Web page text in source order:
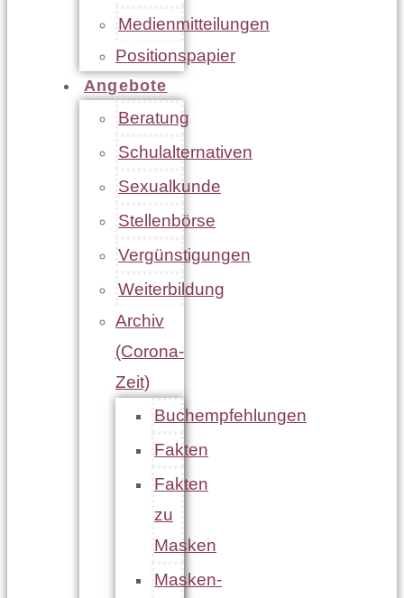
Medienmitteilungen
Positionspapier
Angebote
Beratung
Schulalternativen
Sexualkunde
Stellenbörse
Vergünstigungen
Weiterbildung
Archiv
(Corona-
Zeit)
Buchempfehlungen
Fakten
Fakten
zu
Masken
Masken-